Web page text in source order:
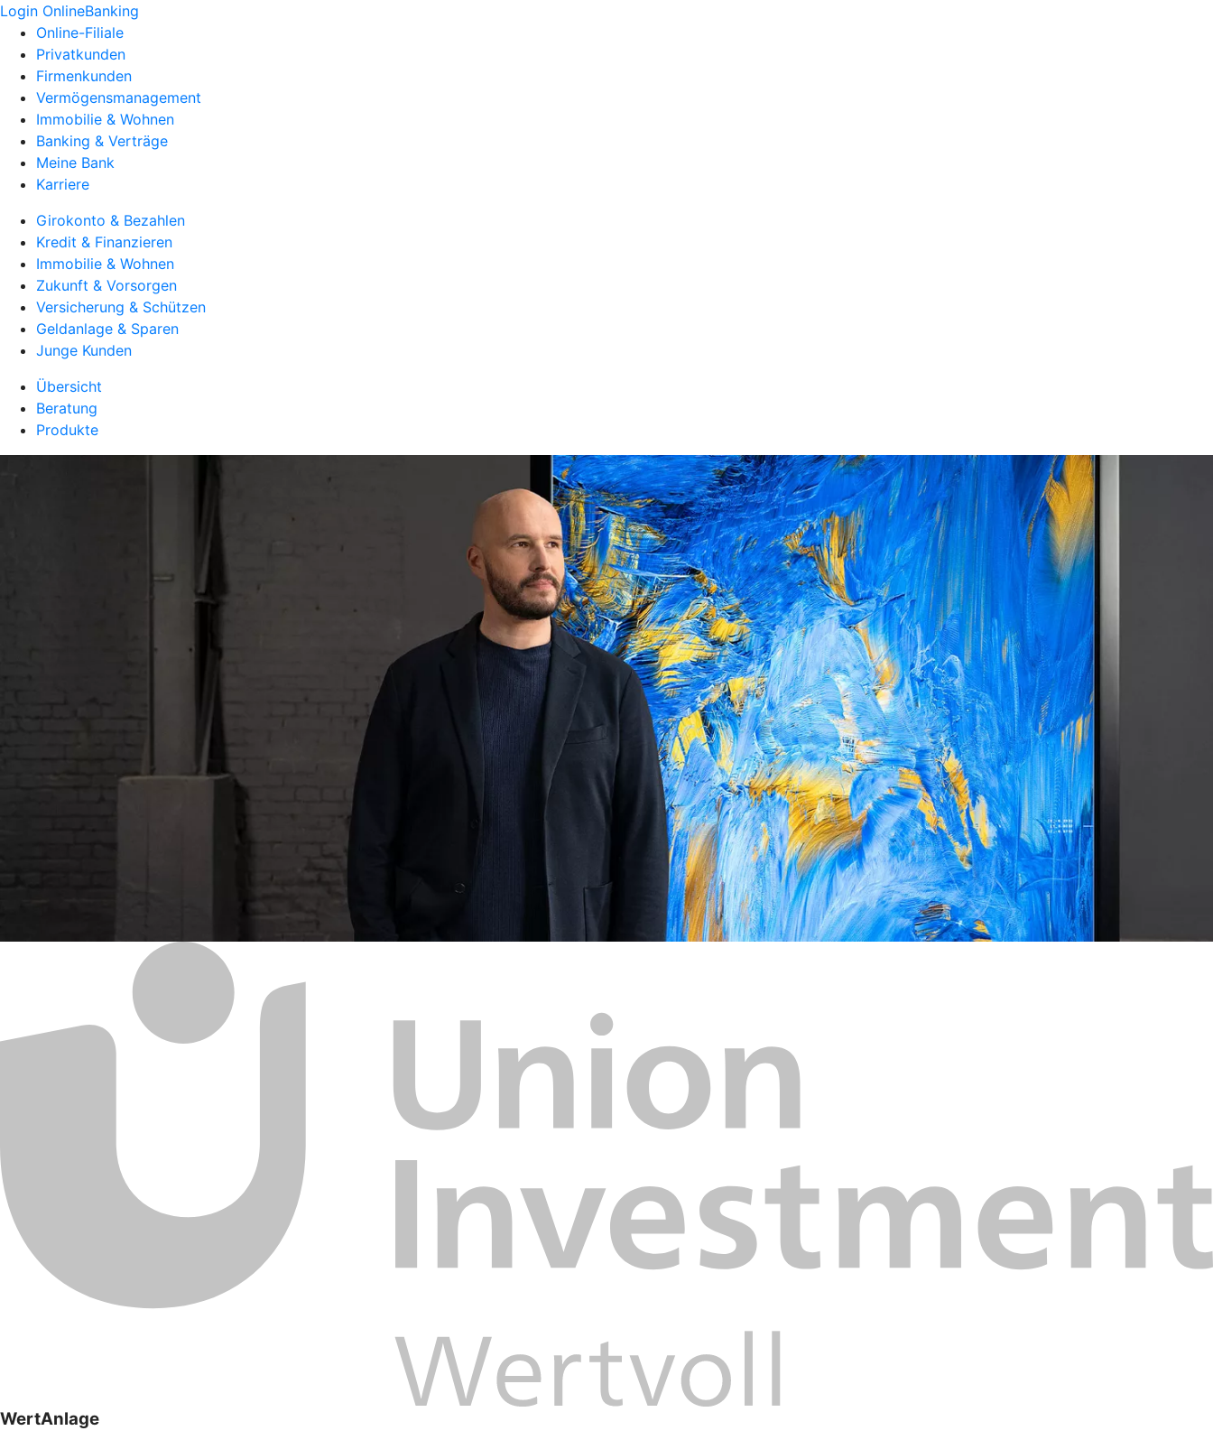
Login OnlineBanking
Online-Filiale
Privatkunden
Firmenkunden
Vermögensmanagement
Immobilie & Wohnen
Banking & Verträge
Meine Bank
Karriere
Girokonto & Bezahlen
Kredit & Finanzieren
Immobilie & Wohnen
Zukunft & Vorsorgen
Versicherung & Schützen
Geldanlage & Sparen
Junge Kunden
Übersicht
Beratung
Produkte
WertAnlage